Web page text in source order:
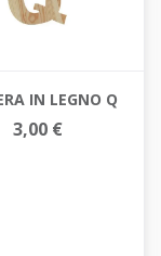
IN LEGNO Q
3,00 €